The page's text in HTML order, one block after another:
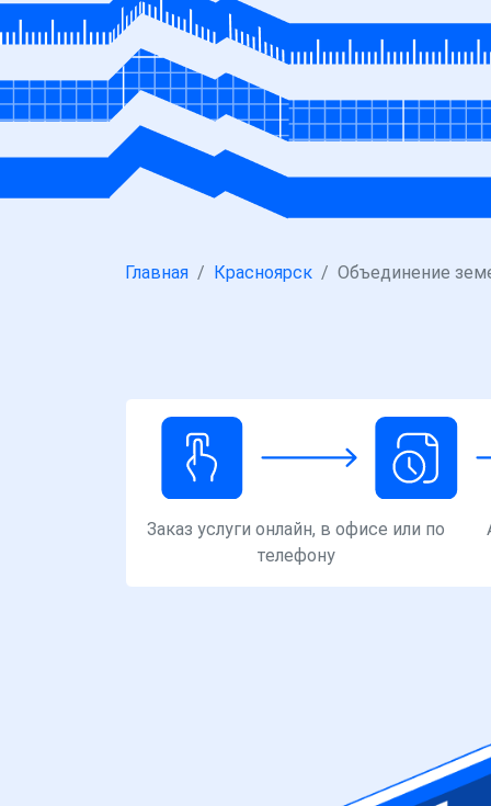
Главная Красноярск Объединение
Заказ услуги онлайн, в офисе или по
телефону